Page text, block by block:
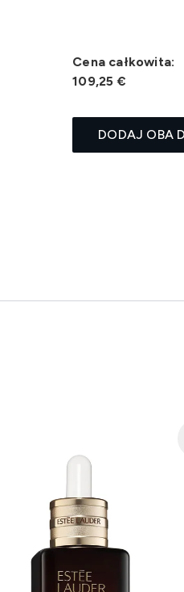
Cena całkowita:
109,25 €
DODAJ OBA